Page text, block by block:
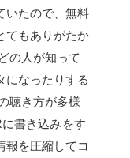
いたので、無料
てもありがたか
の人が知って
になったりする
聴き方が多様
書き込みをす
報を圧縮してコ